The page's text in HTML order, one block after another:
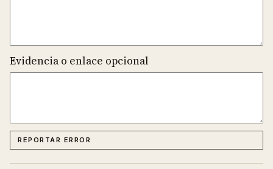
Evidencia o enlace opcional
REPORTAR ERROR